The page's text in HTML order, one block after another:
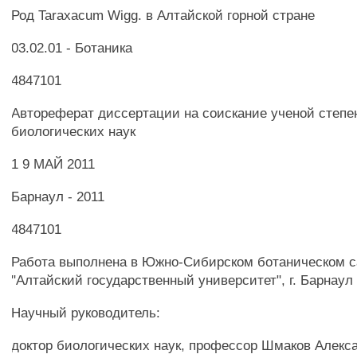
Род Taraxacum Wigg. в Алтайской горной стране
03.02.01 - Ботаника
4847101
Автореферат диссертации на соискание ученой
биологических наук
1 9 МАЙ 2011
Барнаул - 2011
4847101
Работа выполнена в Южно-Сибирском ботаническом
"Алтайский государственный университет", г. Барнаул
Научный руководитель:
доктор биологических наук, профессор Шмаков